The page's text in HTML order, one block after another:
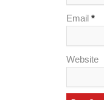
Email *
Website